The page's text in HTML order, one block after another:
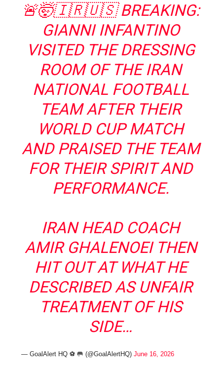
🚨🤯🇮🇷🇺🇸 BREAKING:
GIANNI INFANTINO
VISITED THE DRESSING
ROOM OF THE IRAN
NATIONAL FOOTBALL
TEAM AFTER THEIR
WORLD CUP MATCH
AND PRAISED THE TEAM
FOR THEIR SPIRIT AND
PERFORMANCE.
IRAN HEAD COACH
AMIR GHALENOEI THEN
HIT OUT AT WHAT HE
DESCRIBED AS UNFAIR
TREATMENT OF HIS
SIDE…
— GoalAlert HQ ⚽️ 🥅 (@GoalAlertHQ) June 16, 2026